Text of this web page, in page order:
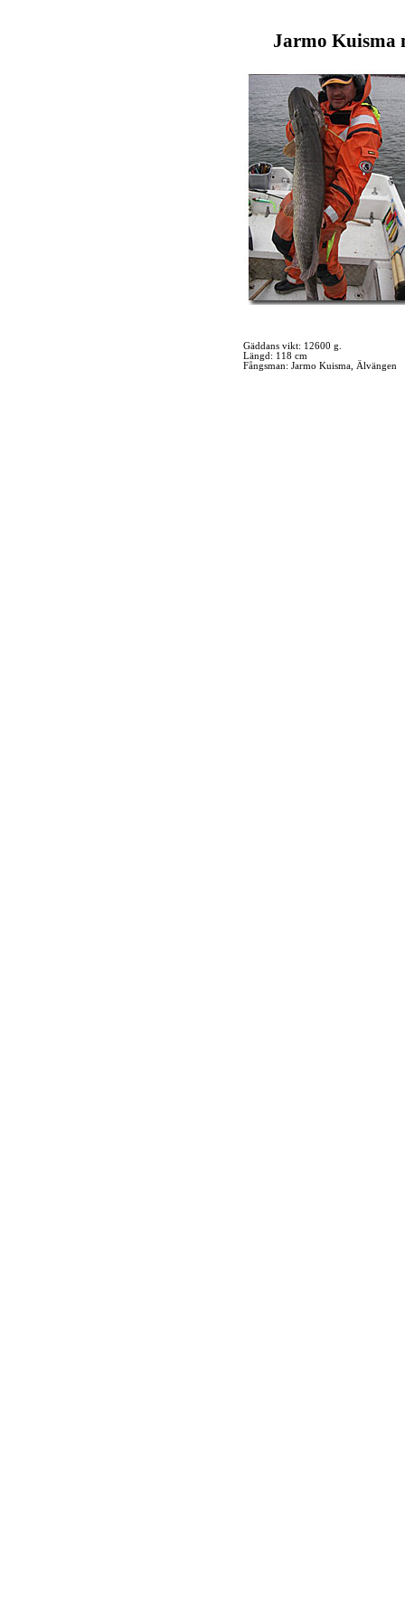
Jarmo Kuisma
Gäddans vikt: 12600 g.
Längd: 118 cm
Fångsman: Jarmo Kuisma, Älvängen